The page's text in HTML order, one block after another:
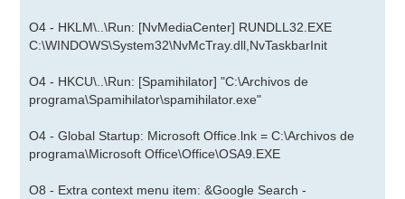
O4 - HKLM\..\Run: [NvMediaCenter] RUNDLL32.EXE
C:\WINDOWS\System32\NvMcTray.dll,NvTaskbarInit
O4 - HKCU\..\Run: [Spamihilator] "C:\Archivos de
programa\Spamihilator\spamihilator.exe"
O4 - Global Startup: Microsoft Office.lnk = C:\Archivos de
programa\Microsoft Office\Office\OSA9.EXE
O8 - Extra context menu item: &Google Search -